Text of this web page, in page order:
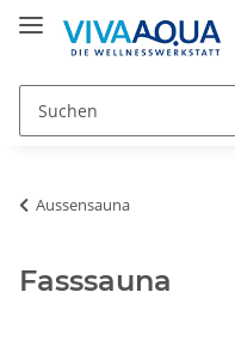
Aussensauna
Fasssauna